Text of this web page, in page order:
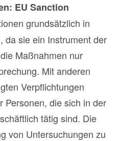
EU Sanction
grundsätzlich in
da sie ein Instrument der
Maßnahmen nur
Mit anderen
Verpflichtungen
Personen, die sich in der
tätig sind. Die
von Untersuchungen zu